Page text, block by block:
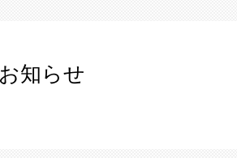
知らせ